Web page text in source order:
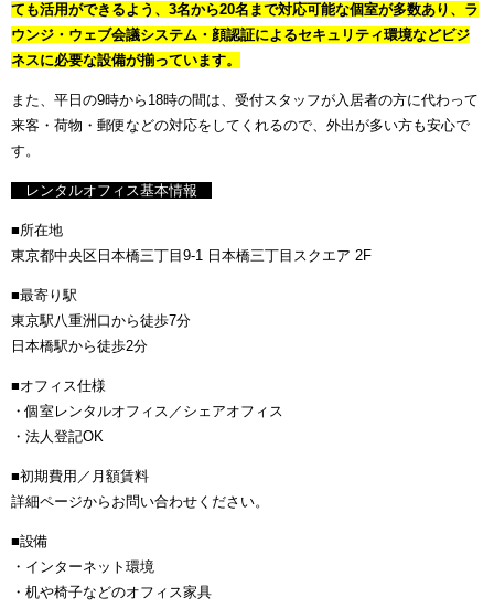
ても活用ができるよう、3名から20名まで対応可能な個室が多数あり、ラ
ウンジ・ウェブ会議システム・顔認証によるセキュリティ環境などビジ
ネスに必要な設備が揃っています。
また、平日の9時から18時の間は、受付スタッフが入居者の方に代わって
来客・荷物・郵便などの対応をしてくれるので、外出が多い方も安心で
す。
レンタルオフィス基本情報
■所在地
東京都中央区日本橋三丁目9-1 日本橋三丁目スクエア 2F
■最寄り駅
東京駅八重洲口から徒歩7分
日本橋駅から徒歩2分
■オフィス仕様
・個室レンタルオフィス／シェアオフィス
・法人登記OK
■初期費用／月額賃料
詳細ページからお問い合わせください。
■設備
・インターネット環境
・机や椅子などのオフィス家具